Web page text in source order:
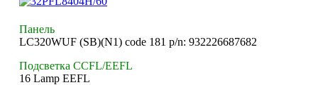
Панель
LC320WUF (SB)(N1) code 181 p/n: 932226687682
Подсветка CCFL/EEFL
16 Lamp EEFL